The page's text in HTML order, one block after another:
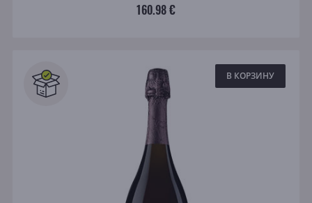
160.98 €
В КОРЗИНУ